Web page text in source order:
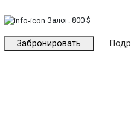
Залог:800 $
Забронировать